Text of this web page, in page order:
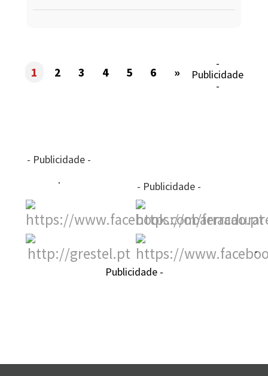
1 2 3 4 5 6 »
-
Publicidade
-
- Publicidade -
- Publicidade -
-
Publicidade -